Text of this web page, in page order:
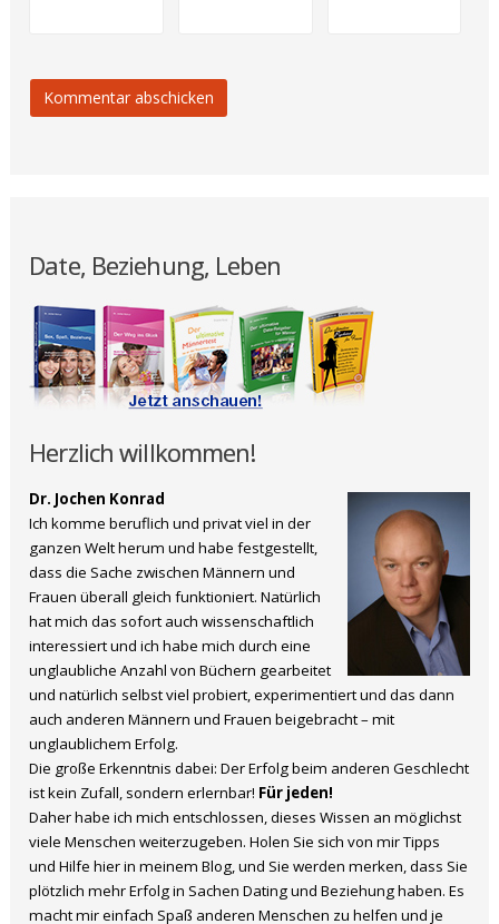
Date, Beziehung, Leben
Herzlich willkommen!
Dr. Jochen Konrad
Ich komme beruflich und privat viel in der
ganzen Welt herum und habe festgestellt,
dass die Sache zwischen Männern und
Frauen überall gleich funktioniert. Natürlich
hat mich das sofort auch wissenschaftlich
interessiert und ich habe mich durch eine
unglaubliche Anzahl von Büchern gearbeitet
und natürlich selbst viel probiert, experimentiert und das dann
auch anderen Männern und Frauen beigebracht – mit
unglaublichem Erfolg.
Die große Erkenntnis dabei: Der Erfolg beim anderen Geschlecht
ist kein Zufall, sondern erlernbar! Für jeden!
Daher habe ich mich entschlossen, dieses Wissen an möglichst
viele Menschen weiterzugeben. Holen Sie sich von mir Tipps
und Hilfe hier in meinem Blog, und Sie werden merken, dass Sie
plötzlich mehr Erfolg in Sachen Dating und Beziehung haben. Es
macht mir einfach Spaß anderen Menschen zu helfen und je